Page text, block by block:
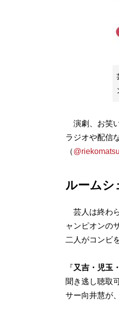
演劇、お笑
ラジオや配信
（
ルームシ
芸人は終わ
ャンピオンの
二人がコンビ
『又吉・児玉
聞き逃し聴取
サー向井慧が